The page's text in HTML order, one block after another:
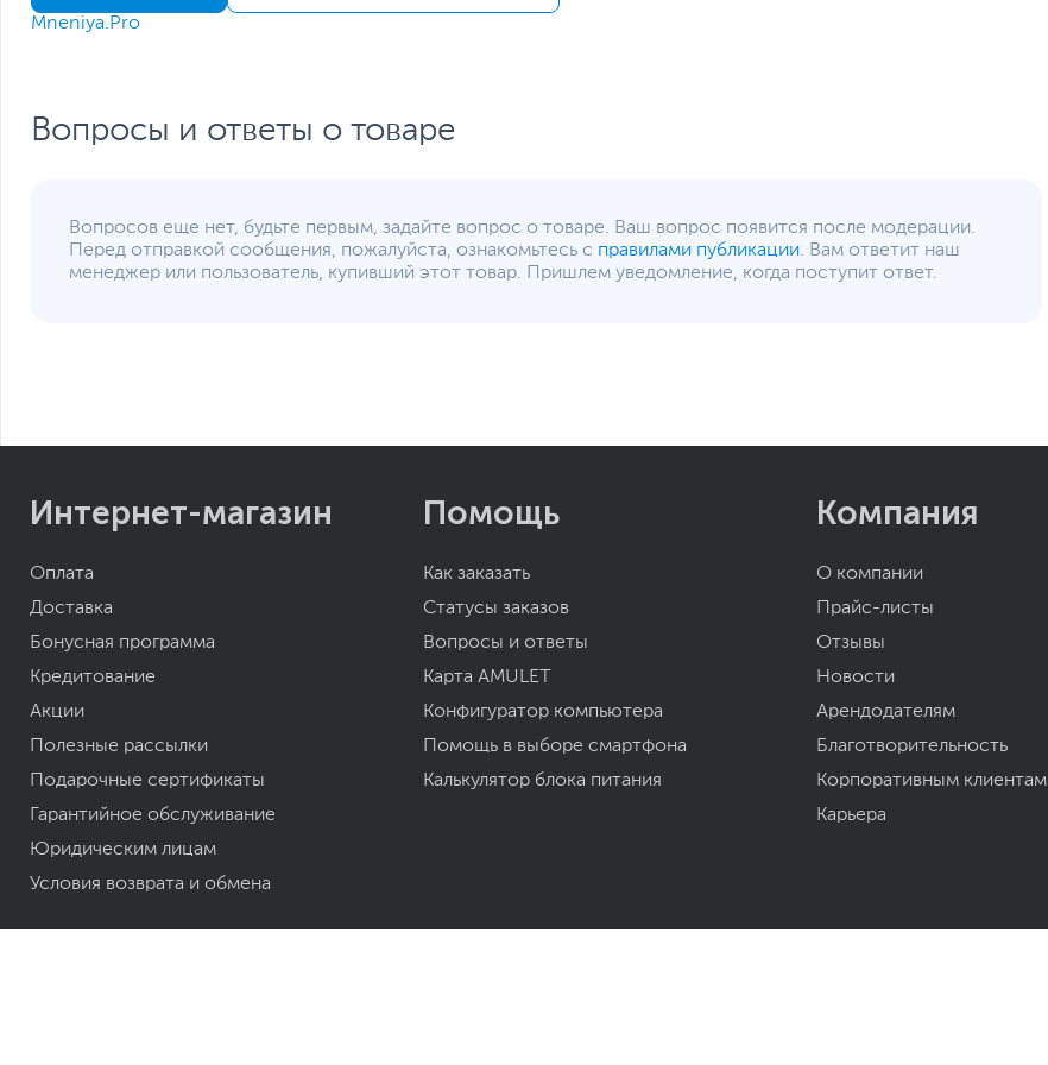
Mneniya.Pro
Вопросы и ответы о товаре
Вопросов еще нет, будьте первым, задайте вопрос о товаре. Ваш вопрос появится после модерации.
Перед отправкой сообщения, пожалуйста, ознакомьтесь с правилами публикации. Вам ответит наш
менеджер или пользователь, купивший этот товар. Пришлем уведомление, когда поступит ответ.
Интернет-магазин
Оплата
Доставка
Бонусная программа
Кредитование
Акции
Полезные рассылки
Подарочные сертификаты
Гарантийное обслуживание
Юридическим лицам
Условия возврата и обмена
Помощь
Как заказать
Статусы заказов
Вопросы и ответы
Карта AMULET
Конфигуратор компьютера
Помощь в выборе смартфона
Калькулятор блока питания
Компания
О компании
Прайс-листы
Отзывы
Новости
Арендодателям
Благотворительность
Корпоративным клиентам
Карьера